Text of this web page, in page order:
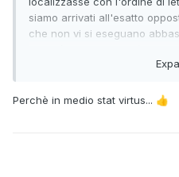
siamo arrivati all'esatto
che non vi si eseguano
dice) quando puoi dire
Federico.
Perchè in medio stat virtus... 👍